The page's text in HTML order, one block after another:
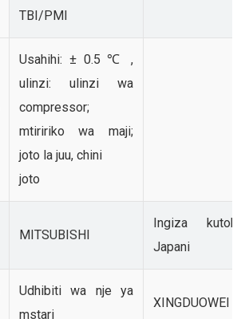
TBI/PMI
Usahihi: ± 0.5 ℃ ,
ulinzi: ulinzi wa
compressor;
mtiririko wa maji;
joto la juu, chini
joto
MITSUBISHI
Ingiza kutoka
Japani
Udhibiti wa nje ya
mstari
XINGDUOWEI